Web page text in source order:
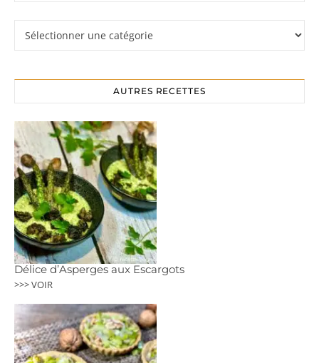
AUTRES RECETTES
Délice d’Asperges aux Escargots
>>> VOIR